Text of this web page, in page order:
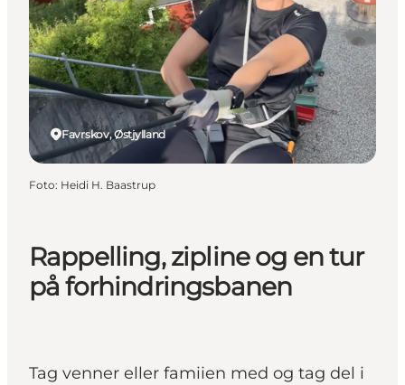
Byer og steder
Planlæg ferien
Transport
Rappelling, zipline og en tur
på forhindringsbanen
Tag venner eller famiien med og tag del i
Favrskov, Østjylland
Foto: Heidi H. Baastrup